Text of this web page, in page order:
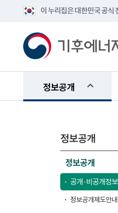
이 누리집은 대한민국 공식
정보공개
정보공개
정보공개
공개·비공개정보
정보공개제도안내